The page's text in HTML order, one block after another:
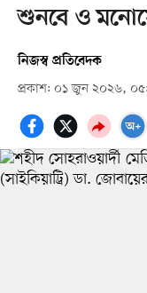
শুনবে ও
নিজস্ব প্রতিবেদক
প্রকাশ: ০১ জুন ২০২৬,